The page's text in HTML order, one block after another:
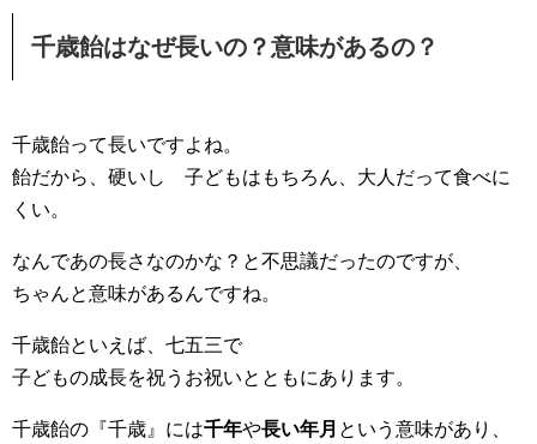
千歳飴はなぜ長いの？意味があるの？
千歳飴って長いですよね。
飴だから、硬いし 子どもはもちろん、大人だって食べに
くい。
なんであの長さなのかな？と不思議だったのですが、
ちゃんと意味があるんですね。
千歳飴といえば、七五三で
子どもの成長を祝うお祝いとともにあります。
千歳飴の『千歳』には千年や長い年月 という意味があり、